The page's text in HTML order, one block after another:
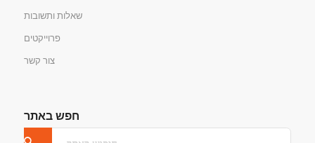
שאלות ותשובות
פרוייקטים
צור קשר
חפש באתר